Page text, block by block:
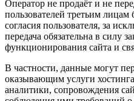
Оператор не продаёт и не
пользователей третьим
согласия пользователя, за
передача обязательна в силу
функционирования сайта и
В частности, данные могут
оказывающим услуги
аналитики, сопровождения